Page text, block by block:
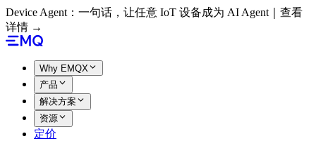
Device Agent：一句话，让任意 IoT 设备成为 AI Agent｜查看
详情 →
Why EMQX
产品
解决方案
资源
定价